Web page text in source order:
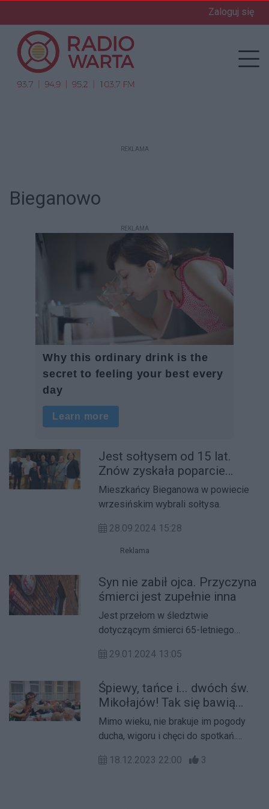
Zaloguj się
REKLAMA
Bieganowo
REKLAMA
Jest sołtysem od 15 lat.
Znów zyskała poparcie
mieszkańców
Mieszkańcy Bieganowa w powiecie
wrzesińskim wybrali sołtysa.
28.09.2024 15:28
Reklama
Syn nie zabił ojca. Przyczyna
śmierci jest zupełnie inna
Jest przełom w śledztwie
dotyczącym śmierci 65-letniego
wrzesińskim. Jego syn - Olgierd K. -
29.01.2024 13:05
Śpiewy, tańce i... dwóch św.
Mikołajów! Tak się bawią
seniorzy z Bieganowa
(galeria zdjęć)
Mimo wieku, nie brakuje im pogody
ducha, wigoru i chęci do spotkań.
Bieganowa w pow. wrzesińskim
18.12.2023 22:00 3